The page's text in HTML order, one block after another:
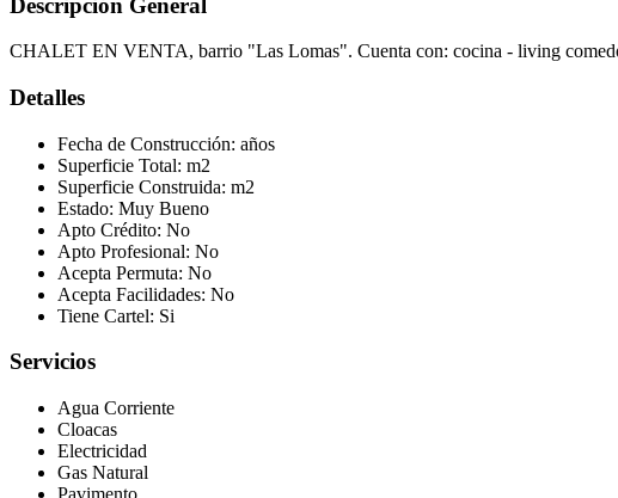
CHALET EN VENTA, barrio "Las Lomas". Cuenta con: cocina - living
Detalles
Fecha de Construcción: años
Superficie Total: m2
Superficie Construida: m2
Estado: Muy Bueno
Apto Crédito: No
Apto Profesional: No
Acepta Permuta: No
Acepta Facilidades: No
Tiene Cartel: Si
Servicios
Agua Corriente
Cloacas
Electricidad
Gas Natural